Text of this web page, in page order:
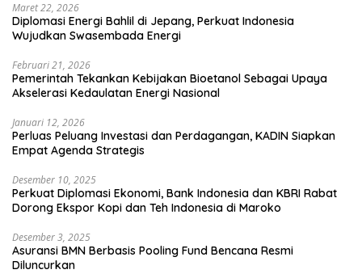
Maret 22, 2026
Diplomasi Energi Bahlil di Jepang, Perkuat Indonesia
Wujudkan Swasembada Energi
Februari 21, 2026
Pemerintah Tekankan Kebijakan Bioetanol Sebagai Upaya
Akselerasi Kedaulatan Energi Nasional
Januari 12, 2026
Perluas Peluang Investasi dan Perdagangan, KADIN Siapkan
Empat Agenda Strategis
Desember 10, 2025
Perkuat Diplomasi Ekonomi, Bank Indonesia dan KBRI Rabat
Dorong Ekspor Kopi dan Teh Indonesia di Maroko
Desember 3, 2025
Asuransi BMN Berbasis Pooling Fund Bencana Resmi
Diluncurkan